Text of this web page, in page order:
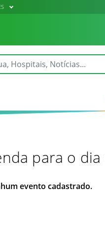
para o dia
evento cadastrado.